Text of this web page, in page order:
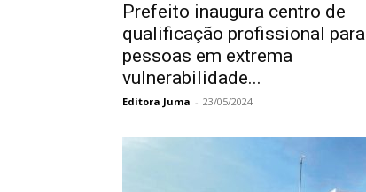
Prefeito inaugura centro de
qualificação profissional para
pessoas em extrema
vulnerabilidade...
Editora Juma - 23/05/2024